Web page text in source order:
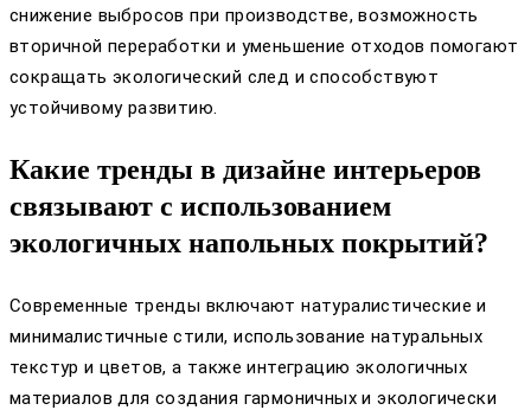
снижение выбросов при производстве, возможность
вторичной переработки и уменьшение отходов помогают
сокращать экологический след и способствуют
устойчивому развитию.
Какие тренды в дизайне интерьеров
связывают с использованием
экологичных напольных покрытий?
Современные тренды включают натуралистические и
минималистичные стили, использование натуральных
текстур и цветов, а также интеграцию экологичных
материалов для создания гармоничных и экологически